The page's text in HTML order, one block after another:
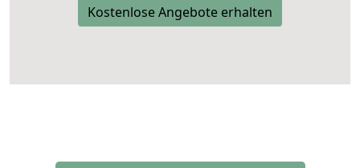
Kostenlose Angebote erhalten